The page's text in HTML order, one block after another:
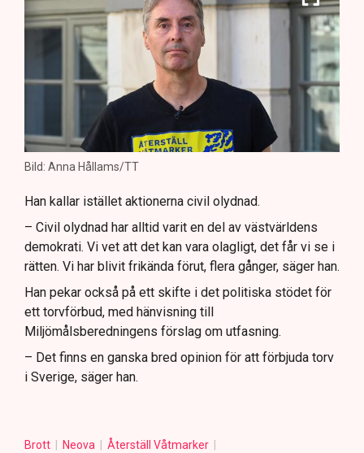
Bild: Anna Hållams/TT
Han kallar istället aktionerna civil olydnad.
– Civil olydnad har alltid varit en del av västvärldens
demokrati. Vi vet att det kan vara olagligt, det får vi se i
rätten. Vi har blivit frikända förut, flera gånger, säger han.
Han pekar också på ett skifte i det politiska stödet för
ett torvförbud, med hänvisning till
Miljömålsberedningens förslag om utfasning.
– Det finns en ganska bred opinion för att förbjuda torv
i Sverige, säger han.
Brott Neova
Återställ Våtmarker